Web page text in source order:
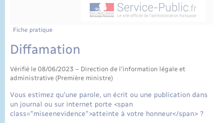
Fiche pratique
Diffamation
Vérifié le 08/06/2023 – Direction de l'information légale et
administrative (Première ministre)
Vous estimez qu'une parole, un écrit ou une publication dans
un journal ou sur internet porte <span
class="miseenevidence">atteinte à votre honneur</span> ?